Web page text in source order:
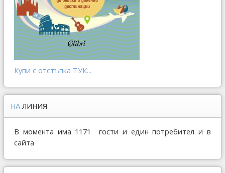
Купи с отстъпка ТУК...
НА ЛИНИЯ
В момента има 1171 гости и един потребител и в
сайта